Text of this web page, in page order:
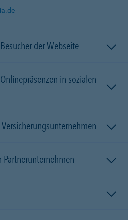
der Webseite
in sozialen